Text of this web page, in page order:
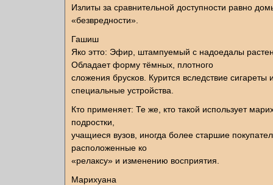
Излиты за сравнительной доступности равно
«безвредности».
Гашиш
Яко этто: Эфир, штампуемый с надоедалы
Обладает форму тёмных, плотного
сложения брусков. Курится вследствие сигареты
специальные устройства.
Кто применяет: Те же, кто такой использует
подростки,
учащиеся вузов, иногда более старшие
расположенные ко
«релаксу» и изменению восприятия.
Марихуана